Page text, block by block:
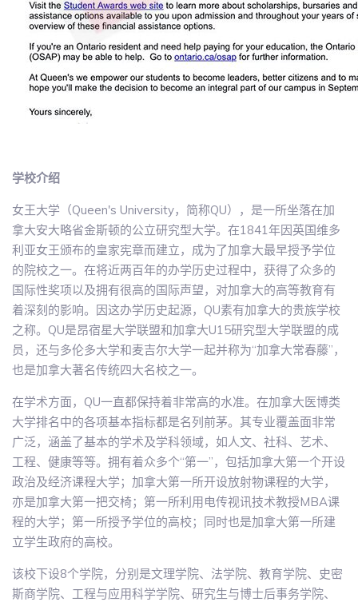
学校介绍
女王大学（Queen's University，简称QU），是一所坐落在加
拿大安大略省金斯顿的公立研究型大学。在1841年因英国维多
利亚女王颁布的皇家宪章而建立，成为了加拿大最早授予学位
的院校之一。在将近两百年的办学历史过程中，获得了众多的
国际性奖项以及拥有很高的国际声望，对加拿大的高等教育有
着深刻的影响。因这办学历史起源，QU素有加拿大的贵族学校
之称。QU是昂宿星大学联盟和加拿大U15研究型大学联盟的成
员，还与多伦多大学和麦吉尔大学一起并称为“加拿大常春藤”，
也是加拿大著名传统四大名校之一。
在学术方面，QU一直都保持着非常高的水准。在加拿大医博类
大学排名中的各项基本指标都是名列前茅。其专业覆盖面非常
广泛，涵盖了基本的学术及学科领域，如人文、社科、艺术、
工程、健康等等。拥有着众多个“第一”，包括加拿大第一个开设
政治及经济课程大学；加拿大第一所开设放射物课程的大学，
亦是加拿大第一把交椅；第一所利用电传视讯技术教授MBA课
程的大学；第一所授予学位的高校；同时也是加拿大第一所建
立学生政府的高校。
该校下设8个学院，分别是文理学院、法学院、教育学院、史密
斯商学院、工程与应用科学学院、研究生与博士后事务学院、